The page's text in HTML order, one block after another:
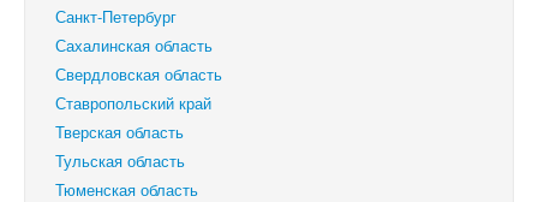
Санкт-Петербург
Сахалинская область
Свердловская область
Ставропольский край
Тверская область
Тульская область
Тюменская область